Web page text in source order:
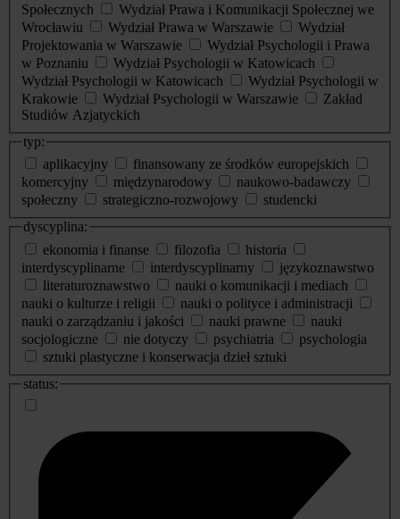
Społecznych
Wydział Prawa i Komunikacji Społecznej we
Wrocławiu
Wydział Prawa w Warszawie
Wydział
Projektowania w Warszawie
Wydział Psychologii i Prawa
w Poznaniu
Wydział Psychologii w Katowicach
Wydział Psychologii w Katowicach
Wydział Psychologii w
Krakowie
Wydział Psychologii w Warszawie
Zakład
Studiów Azjatyckich
typ:
aplikacyjny
finansowany ze środków europejskich
komercyjny
międzynarodowy
naukowo-badawczy
społeczny
strategiczno-rozwojowy
studencki
dyscyplina:
ekonomia i finanse
filozofia
historia
interdyscyplinarne
interdyscyplinarny
językoznawstwo
literaturoznawstwo
nauki o komunikacji i mediach
nauki o kulturze i religii
nauki o polityce i administracji
nauki o zarządzaniu i jakości
nauki prawne
nauki
socjologiczne
nie dotyczy psychiatria
psychologia
sztuki plastyczne i konserwacja dzieł sztuki
status: